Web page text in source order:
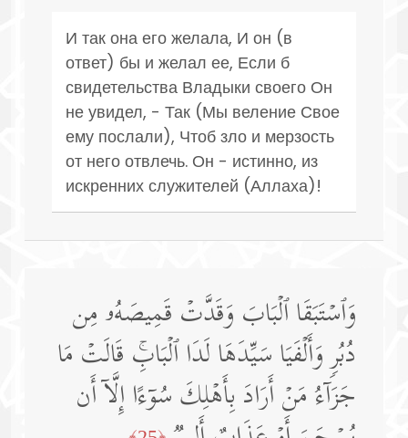
И так она его желала, И он (в
ответ) бы и желал ее, Если б
свидетельства Владыки своего Он
не увидел, - Так (Мы веление Свое
ему послали), Чтоб зло и мерзость
от него отвлечь. Он - истинно, из
искренних служителей (Аллаха)!
وَٱسۡتَبَقَا ٱلۡبَابَ وَقَدَّتۡ قَمِیصَهُۥ مِن
دُبُرࣲ وَأَلۡفَیَا سَیِّدَهَا لَدَا ٱلۡبَابِۚ قَالَتۡ مَا
جَزَاۤءُ مَنۡ أَرَادَ بِأَهۡلِكَ سُوۤءًا إِلَّاۤ أَن